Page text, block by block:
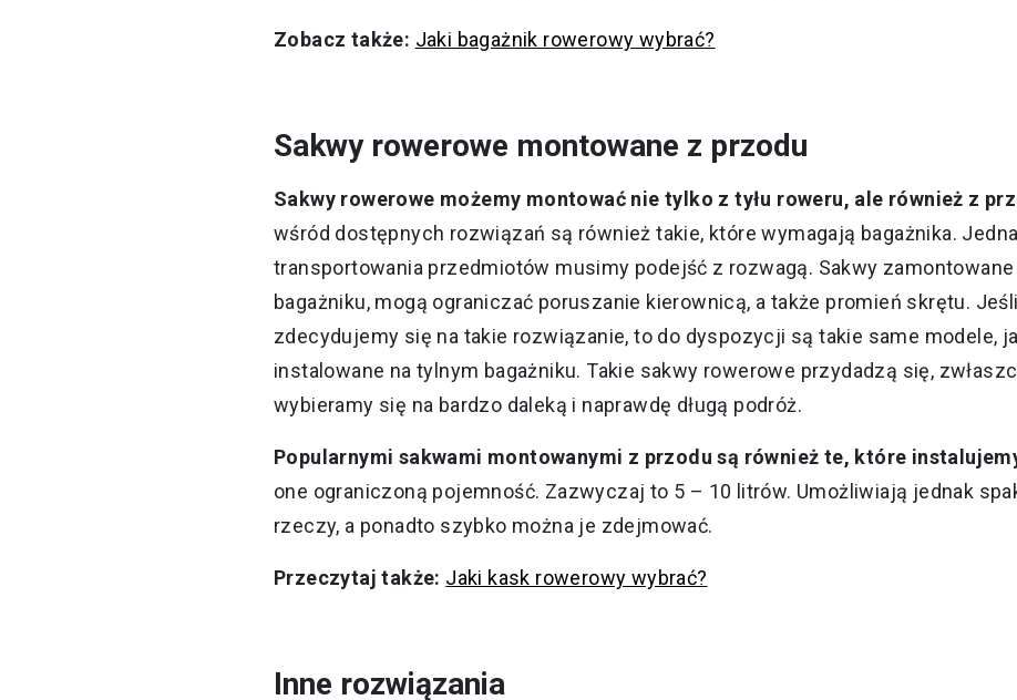
Zobacz także: Jaki bagażnik rowerowy wybrać?
Sakwy rowerowe montowane z przodu
Sakwy rowerowe możemy montować nie tylko z tyłu roweru, ale również z
wśród dostępnych rozwiązań są również takie, które wymagają bagażnika.
transportowania przedmiotów musimy podejść z rozwagą. Sakwy
bagażniku, mogą ograniczać poruszanie kierownicą, a także promień skrętu.
zdecydujemy się na takie rozwiązanie, to do dyspozycji są takie same modele,
instalowane na tylnym bagażniku. Takie sakwy rowerowe przydadzą się,
wybieramy się na bardzo daleką i naprawdę długą podróż.
Popularnymi sakwami montowanymi z przodu są również te, które
one ograniczoną pojemność. Zazwyczaj to 5 – 10 litrów. Umożliwiają jednak
rzeczy, a ponadto szybko można je zdejmować.
Przeczytaj także: Jaki kask rowerowy wybrać?
Inne rozwiązania